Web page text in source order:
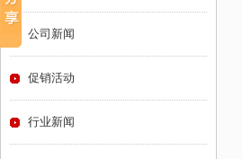
公司新闻
促销活动
行业新闻